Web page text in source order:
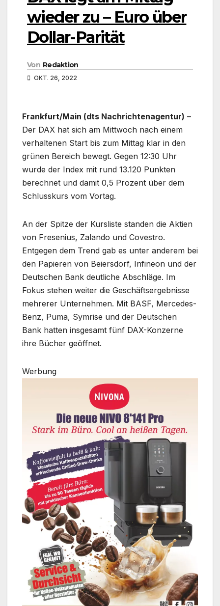
wieder zu – Euro über
Dollar-Parität
Von Redaktion
OKT. 26, 2022
Frankfurt/Main (dts Nachrichtenagentur) –
Der DAX hat sich am Mittwoch nach einem
verhaltenen Start bis zum Mittag klar in den
grünen Bereich bewegt. Gegen 12:30 Uhr
wurde der Index mit rund 13.120 Punkten
berechnet und damit 0,5 Prozent über dem
Schlusskurs vom Vortag.
An der Spitze der Kursliste standen die Aktien
von Fresenius, Zalando und Covestro.
Entgegen dem Trend gab es unter anderem bei
den Papieren von Beiersdorf, Infineon und der
Deutschen Bank deutliche Abschläge. Im
Fokus stehen weiter die Geschäftsergebnisse
mehrerer Unternehmen. Mit BASF, Mercedes-
Benz, Puma, Symrise und der Deutschen
Bank hatten insgesamt fünf DAX-Konzerne
ihre Bücher geöffnet.
Werbung